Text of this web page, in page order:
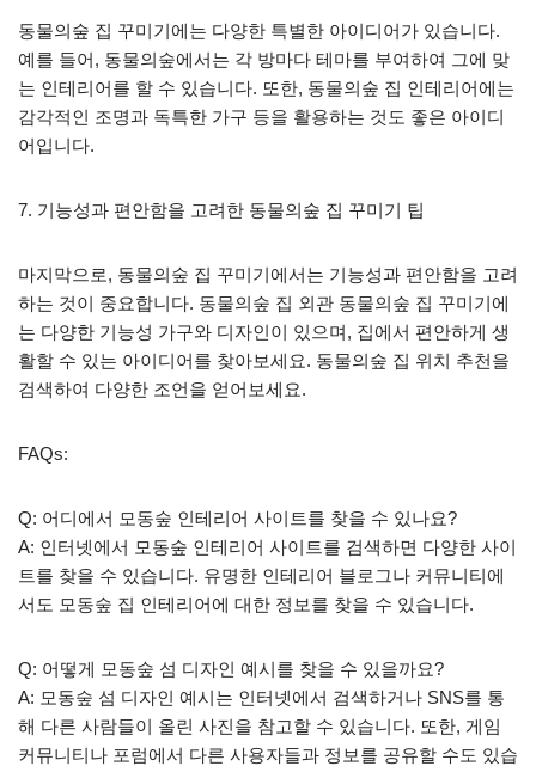
동물의숲 집 꾸미기에는 다양한 특별한 아이디어가 있습니다.
예를 들어, 동물의숲에서는 각 방마다 테마를 부여하여 그에 맞
는 인테리어를 할 수 있습니다. 또한, 동물의숲 집 인테리어에는
감각적인 조명과 독특한 가구 등을 활용하는 것도 좋은 아이디
어입니다.
7. 기능성과 편안함을 고려한 동물의숲 집 꾸미기 팁
마지막으로, 동물의숲 집 꾸미기에서는 기능성과 편안함을 고려
하는 것이 중요합니다. 동물의숲 집 외관 동물의숲 집 꾸미기에
는 다양한 기능성 가구와 디자인이 있으며, 집에서 편안하게 생
활할 수 있는 아이디어를 찾아보세요. 동물의숲 집 위치 추천을
검색하여 다양한 조언을 얻어보세요.
FAQs:
Q: 어디에서 모동숲 인테리어 사이트를 찾을 수 있나요?
A: 인터넷에서 모동숲 인테리어 사이트를 검색하면 다양한 사이
트를 찾을 수 있습니다. 유명한 인테리어 블로그나 커뮤니티에
서도 모동숲 집 인테리어에 대한 정보를 찾을 수 있습니다.
Q: 어떻게 모동숲 섬 디자인 예시를 찾을 수 있을까요?
A: 모동숲 섬 디자인 예시는 인터넷에서 검색하거나 SNS를 통
해 다른 사람들이 올린 사진을 참고할 수 있습니다. 또한, 게임
커뮤니티나 포럼에서 다른 사용자들과 정보를 공유할 수도 있습